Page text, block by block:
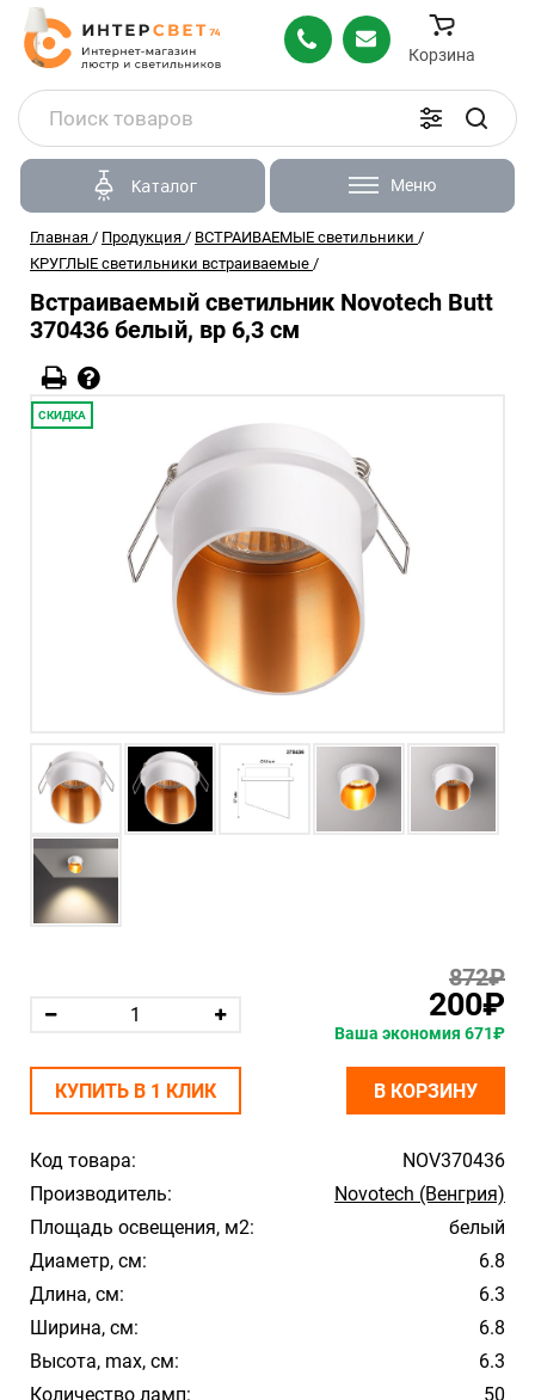
Корзина
Каталог Меню
Главная / Продукция / ВСТРАИВАЕМЫЕ светильники /
КРУГЛЫЕ светильники встраиваемые /
Встраиваемый светильник Novotech Butt
370436 белый, вр 6,3 см
СКИДКА
Код товара:
NOV370436
Производитель:
Novotech (Венгрия)
Площадь освещения, м2:
белый
Диаметр, см:
6.8
Длина, см:
6.3
Ширина, см:
6.8
Высота, max, см:
6.3
Количество ламп:
50
872₽
200₽
Ваша экономия 671₽
КУПИТЬ В 1 КЛИК В КОРЗИНУ